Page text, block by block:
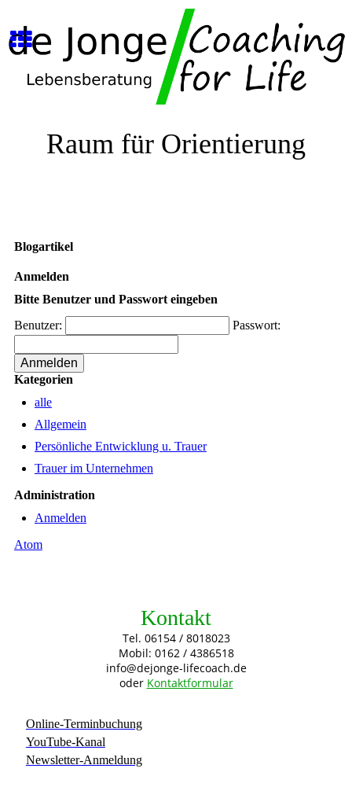
Raum für Orientierung
Blogartikel
Anmelden
Bitte Benutzer und Passwort eingeben
Benutzer:
Passwort:
Kategorien
alle
Allgemein
Persönliche Entwicklung u. Trauer
Trauer im Unternehmen
Administration
Anmelden
Atom
Kontakt
Tel. 06154 / 8018023
Mobil: 0162 / 4386518
info@dejonge-lifecoach.de
oder Kontaktformular
Online-Terminbuchung
YouTube-Kanal
Newsletter-Anmeldung